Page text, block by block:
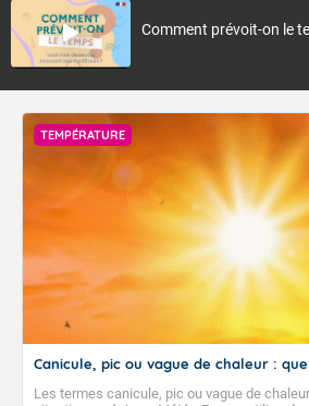
Comment prévoit-on le
TEMPÉRATURE
Canicule, pic ou vague de chaleur :
Les termes canicule, pic ou vague de